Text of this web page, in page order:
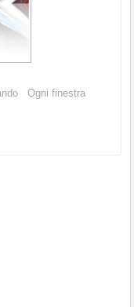
Ogni finestra